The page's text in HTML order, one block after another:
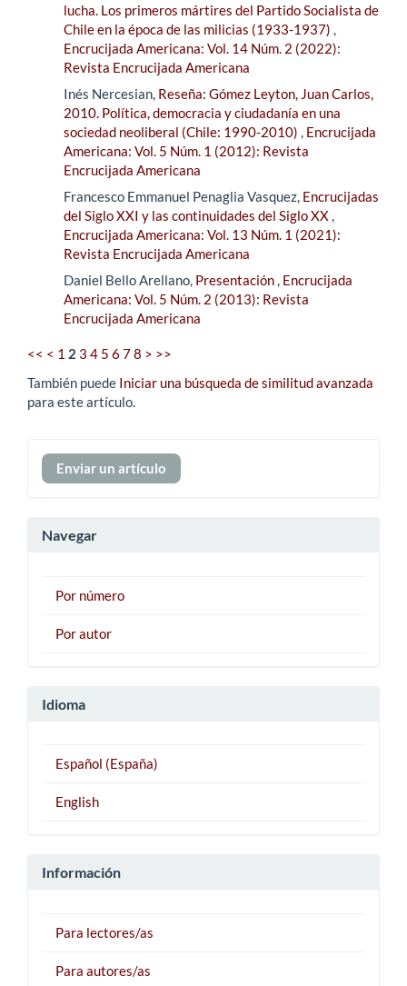
lucha. Los primeros mártires del Partido Socialista de
Chile en la época de las milicias (1933-1937) ,
Encrucijada Americana: Vol. 14 Núm. 2 (2022):
Revista Encrucijada Americana
Inés Nercesian, Reseña: Gómez Leyton, Juan Carlos,
2010. Política, democracia y ciudadanía en una
sociedad neoliberal (Chile: 1990-2010) , Encrucijada
Americana: Vol. 5 Núm. 1 (2012): Revista
Encrucijada Americana
Francesco Emmanuel Penaglia Vasquez, Encrucijadas
del Siglo XXI y las continuidades del Siglo XX,
Encrucijada Americana: Vol. 13 Núm. 1 (2021):
Revista Encrucijada Americana
Daniel Bello Arellano, Presentación, Encrucijada
Americana: Vol. 5 Núm. 2 (2013): Revista
Encrucijada Americana
<< < 1 2 3 4 5 6 78 > >>
También puede Iniciar una búsqueda de similitud avanzada
para este artículo.
Enviar
un
Enviar un artículo
Navegar
Por número
Por autor
Idioma
Español (España)
English
Información
Para lectores/as
Para autores/as